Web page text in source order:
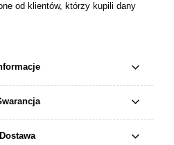
od klientów, którzy kupili dany
Dostawa